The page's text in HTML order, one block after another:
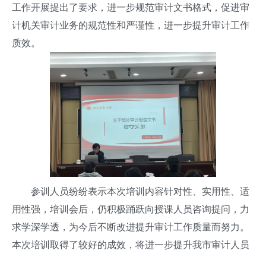
工作开展提出了要求，进一步规范审计文书格式，促进审
计机关审计业务的规范性和严谨性，进一步提升审计工作
质效。
参训人员纷纷表示本次培训内容针对性、实用性、适
用性强，培训会后，仍积极踊跃向授课人员咨询提问，力
求学深学透，为今后不断改进提升审计工作质量而努力。
本次培训取得了较好的成效，将进一步提升我市审计人员